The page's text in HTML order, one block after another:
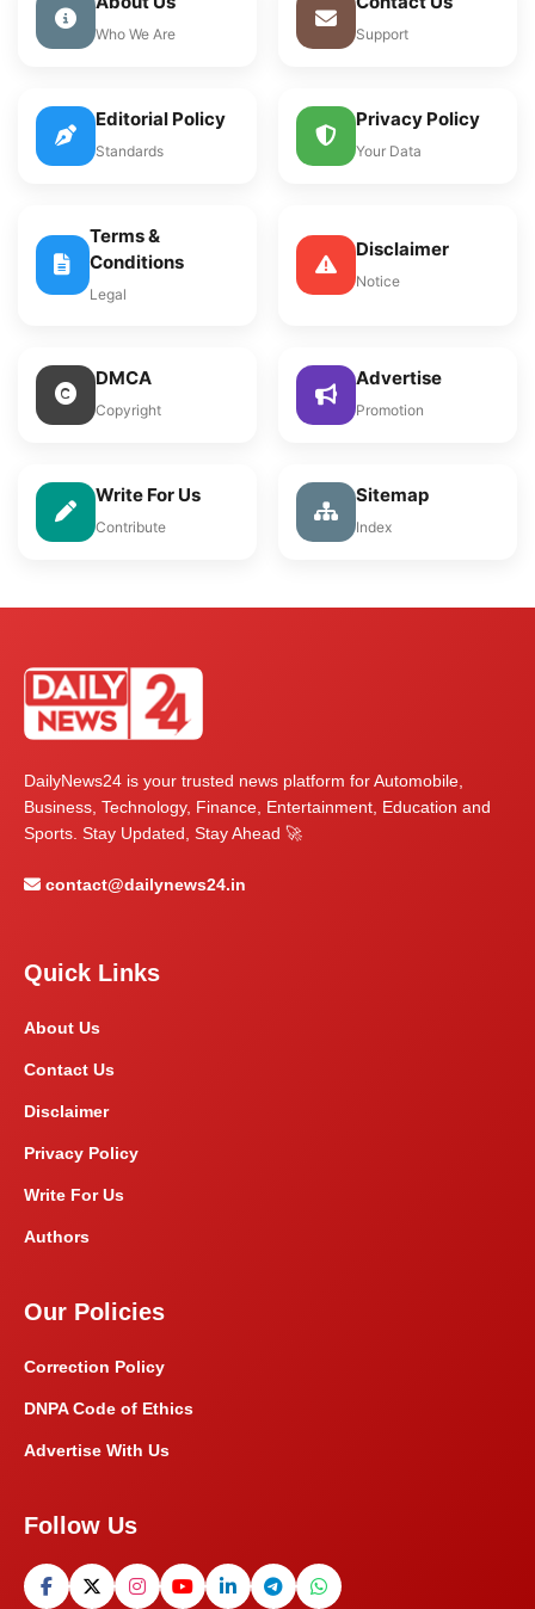
Who We Are Support
Editorial Policy
Standards
Privacy Policy
Your Data
Terms &
Conditions
Legal
Disclaimer
Notice
DMCA
Copyright
Advertise
Promotion
Write For Us
Contribute
Sitemap
Index
DailyNews24 is your trusted news platform for Automobile,
Business, Technology, Finance, Entertainment, Education and
Sports. Stay Updated, Stay Ahead 🚀
contact@dailynews24.in
Quick Links
About Us
Contact Us
Disclaimer
Privacy Policy
Write For Us
Authors
Our Policies
Correction Policy
DNPA Code of Ethics
Advertise With Us
Follow Us